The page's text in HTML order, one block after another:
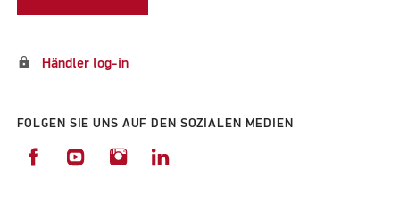
lock Händler log-in
FOLGEN SIE UNS AUF DEN SOZIALEN MEDIEN